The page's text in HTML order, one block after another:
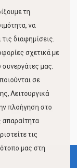
τη
να
διαφημίσεις.
σχετικά με
μας.
σε
Λειτουργικά
πλοήγηση στο
τις
μας στη